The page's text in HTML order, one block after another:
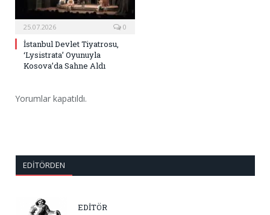
25.07.2026 0
İstanbul Devlet Tiyatrosu,
‘Lysistrata’ Oyunuyla
Kosova’da Sahne Aldı
Yorumlar kapatıldı.
EDITÖRDEN
EDİTÖR